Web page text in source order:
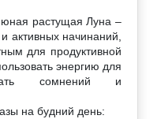
растущая Луна –
активных начинаний,
для продуктивной
энергию для
сомнений и
на будний день: